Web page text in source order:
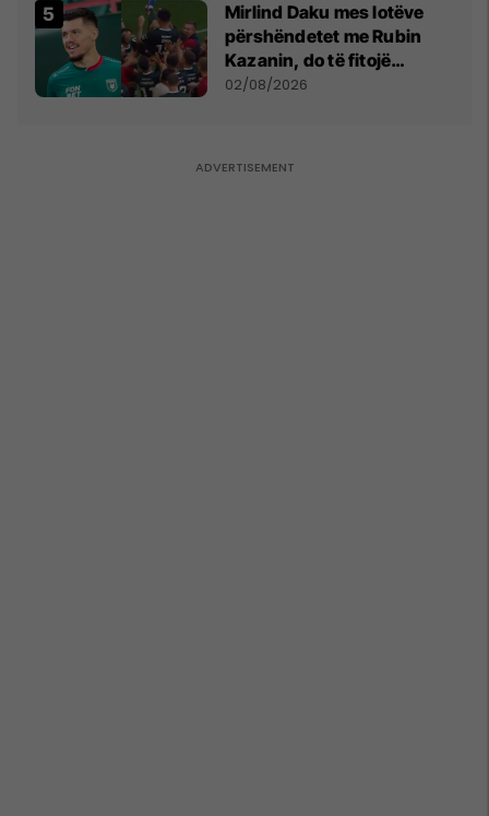
Mirlind Daku mes lotëve
përshëndetet me Rubin
Kazanin, do të fitojë
miliona te Spartak Moska
02/08/2026